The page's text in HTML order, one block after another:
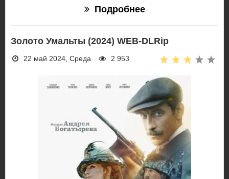
Подробнее
Золото Умальты (2024) WEB-DLRip
22 май 2024, Среда 2 953